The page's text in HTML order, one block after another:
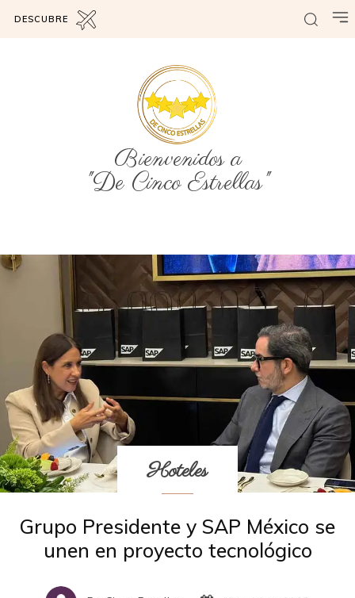
DESCUBRE
Bienvenidos a
"De Cinco Estrellas"
Hoteles
Grupo Presidente y SAP México se
unen en proyecto tecnológico